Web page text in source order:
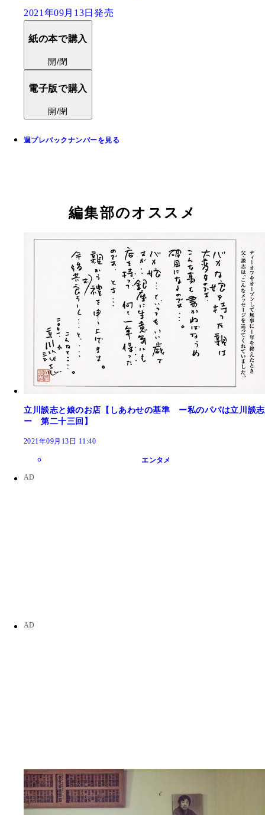
2021年09月13日発売
紙の本で購入
開/閉
電子版で購入
開/閉
週プレバックナンバーを見る
編集部のオススメ
立川談志と娘のお店【しあわせの基準 ー私のパパは立川談志
ー 第二十三回】
2021年09月13日 11:40
エンタメ